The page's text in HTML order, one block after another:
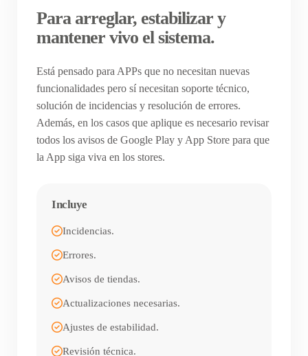
Para arreglar, estabilizar y
mantener vivo el sistema.
Está pensado para APPs que no necesitan nuevas
funcionalidades pero sí necesitan soporte técnico,
solución de incidencias y resolución de errores.
Además, en los casos que aplique es necesario revisar
todos los avisos de Google Play y App Store para que
la App siga viva en los stores.
Incluye
Incidencias.
Errores.
Avisos de tiendas.
Actualizaciones necesarias.
Ajustes de estabilidad.
Revisión técnica.